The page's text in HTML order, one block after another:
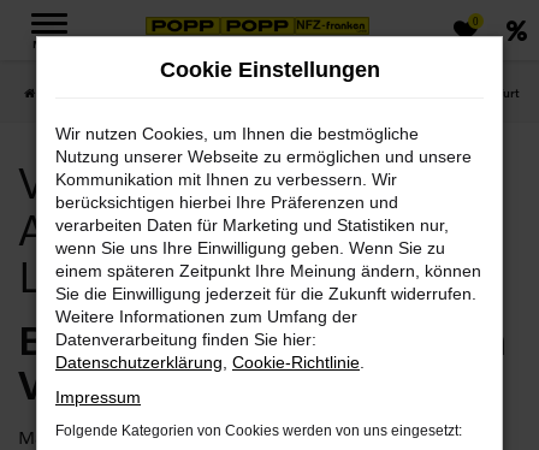
Zum
MENÜ
0
Volvo Erfurt, Volvo Angebote mit Lieferservice nach Erfurt
Volvo Erfurt, Volvo
Angebote mit
Lieferservice nach Erfurt
Bei Popp finden Sie Ihren
Volvo für Erfurt
Man kann es drehen und wenden, wie man will, aber: ein
Cookie Einstellungen
Wir nutzen Cookies, um Ihnen die bestmögliche
Nutzung unserer Webseite zu ermöglichen und unsere
Kommunikation mit Ihnen zu verbessern. Wir
berücksichtigen hierbei Ihre Präferenzen und
verarbeiten Daten für Marketing und Statistiken nur,
wenn Sie uns Ihre Einwilligung geben. Wenn Sie zu
einem späteren Zeitpunkt Ihre Meinung ändern, können
Sie die Einwilligung jederzeit für die Zukunft widerrufen.
Weitere Informationen zum Umfang der
Datenverarbeitung finden Sie hier:
Datenschutzerklärung Cookie-Richtlinie
Impressum
Folgende Kategorien von Cookies werden von uns eingesetzt: